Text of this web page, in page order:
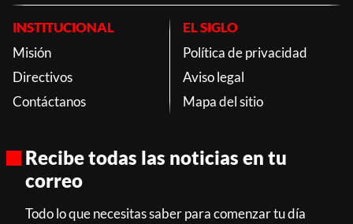
INSTITUCIONAL
Misión
Directivos
Contáctanos
EL SIGLO
Política de privacidad
Aviso legal
Mapa del sitio
Recibe todas las noticias en tu
correo
Todo lo que necesitas saber para comenzar tu día